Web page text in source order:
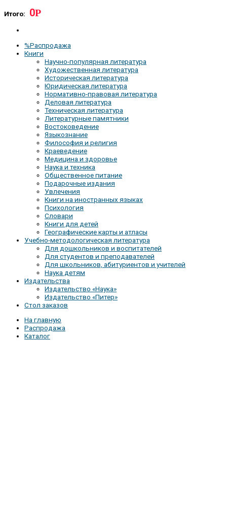
Итого: 0Р
%Распродажа
Книги
Научно-популярная литература
Художественная литература
Историческая литература
Юридическая литература
Нормативно-правовая литература
Деловая литература
Техническая литература
Литературные памятники
Востоковедение
Языкознание
Философия и религия
Краеведение
Медицина и здоровье
Наука и техника
Общественное питание
Подарочные издания
Увлечения
Книги на иностранных языках
Психология
Словари
Книги для детей
Географические карты и атласы
Учебно-методологическая литература
Для дошкольников и воспитателей
Для студентов и преподавателей
Для школьников, абитуриентов и учителей
Наука детям
Издательства
Издательство «Наука»
Издательство «Питер»
Стол заказов
На главную
Распродажа
Каталог